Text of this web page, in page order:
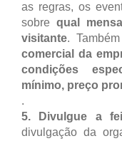
as regras, os
sobre qual
visitante.
comercial da
condições
mínimo, preço
.
5.
Divulgue a
divulgação da